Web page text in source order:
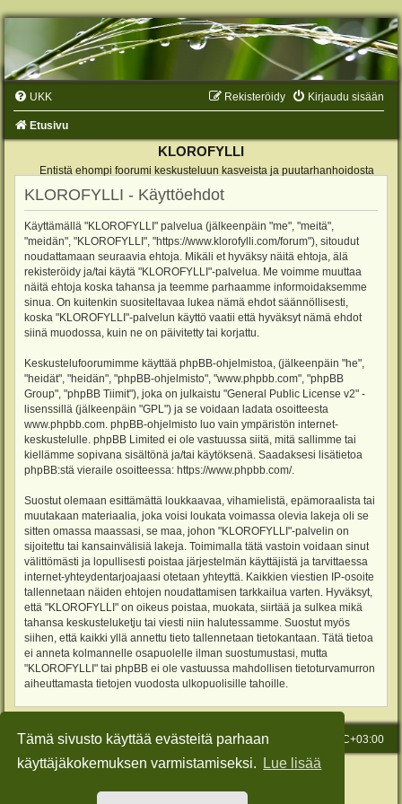
Tämä sivusto käyttää evästeitä parhaan
käyttäjäkokemuksen varmistamiseksi.
Lue lisää
UKK Kirjaudu sisään
Rekisteröidy
Etusivu
KLOROFYLLI
Entistä ehompi foorumi keskusteluun kasveista ja puutarhanhoidosta
KLOROFYLLI - Käyttöehdot
Käyttämällä "KLOROFYLLI" palvelua (jälkeenpäin "me", "meitä",
"meidän", "KLOROFYLLI", "https://www.klorofylli.com/forum"), sitoudut
noudattamaan seuraavia ehtoja. Mikäli et hyväksy näitä ehtoja, älä
rekisteröidy ja/tai käytä "KLOROFYLLI"-palvelua. Me voimme muuttaa
näitä ehtoja koska tahansa ja teemme parhaamme informoidaksemme
sinua. On kuitenkin suositeltavaa lukea nämä ehdot säännöllisesti,
koska "KLOROFYLLI"-palvelun käyttö vaatii että hyväksyt nämä ehdot
siinä muodossa, kuin ne on päivitetty tai korjattu.
Keskustelufoorumimme käyttää phpBB-ohjelmistoa, (jälkeenpäin "he",
"heidät", "heidän", "phpBB-ohjelmisto", "www.phpbb.com", "phpBB
Group", "phpBB Tiimit"), joka on julkaistu "General Public License v2" -
lisenssillä (jälkeenpäin "GPL") ja se voidaan ladata osoitteesta
www.phpbb.com . phpBB-ohjelmisto luo vain ympäristön internet-
keskustelulle. phpBB Limited ei ole vastuussa siitä, mitä sallimme tai
kiellämme sopivana sisältönä ja/tai käytöksenä. Saadaksesi lisätietoa
phpBB:stä vieraile osoitteessa: https://www.phpbb.com/.
Suostut olemaan esittämättä loukkaavaa, vihamielistä, epämoraalista tai
muutakaan materiaalia, joka voisi loukata voimassa olevia lakeja oli se
sitten omassa maassasi, se maa, johon "KLOROFYLLI"-palvelin on
sijoitettu tai kansainvälisiä lakeja. Toimimalla tätä vastoin voidaan sinut
välittömästi ja lopullisesti poistaa järjestelmän käyttäjistä ja tarvittaessa
internet-yhteydentarjoajaasi otetaan yhteyttä. Kaikkien viestien IP-osoite
tallennetaan näiden ehtojen noudattamisen tarkkailua varten. Hyväksyt,
että "KLOROFYLLI" on oikeus poistaa, muokata, siirtää ja sulkea mikä
tahansa keskusteluketju tai viesti niin halutessamme. Suostut myös
siihen, että kaikki yllä annettu tieto tallennetaan tietokantaan. Tätä tietoa
ei anneta kolmannelle osapuolelle ilman suostumustasi, mutta
"KLOROFYLLI" tai phpBB ei ole vastuussa mahdollisen tietoturvamurron
aiheuttamasta tietojen vuodosta ulkopuolisille tahoille.
Etusivu Kaikki ajat ovat UTC+03:00
Viesti Ylläpidolle
Keskustelufoorumin ohjelmistophpBB® Forum Software © phpBB Limited